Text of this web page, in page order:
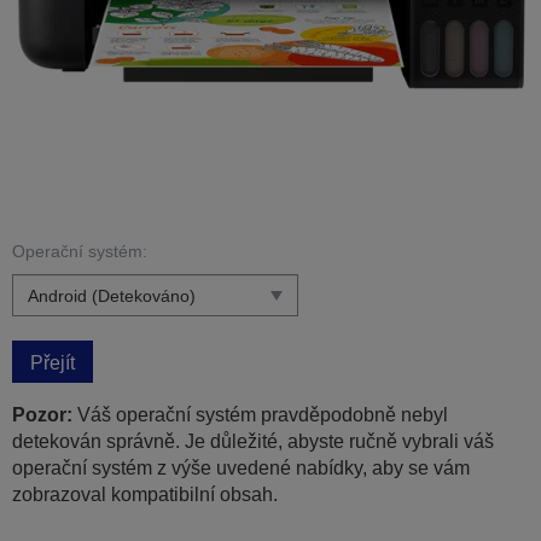
Operační systém:
Přejít
Pozor: Váš operační systém pravděpodobně nebyl
detekován správně. Je důležité, abyste ručně vybrali váš
operační systém z výše uvedené nabídky, aby se vám
zobrazoval kompatibilní obsah.